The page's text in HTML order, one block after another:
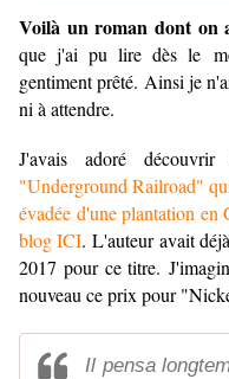
Voilà un roman dont on
que j'ai pu lire dès le
gentiment prêté. Ainsi je
ni à attendre.
J'avais adoré
"Underground Railroad"
évadée d'une plantation en
blog ICI. L'auteur avait
2017 pour ce titre.
nouveau ce prix pour
Il pensa